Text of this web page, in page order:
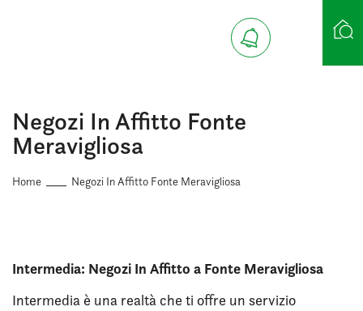
Negozi In Affitto Fonte
Meravigliosa
Home Negozi In Affitto Fonte Meravigliosa
Intermedia: Negozi In Affitto a Fonte Meravigliosa
Intermedia è una realtà che ti offre un servizio